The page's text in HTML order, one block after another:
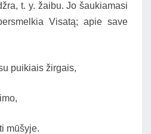
t. y. žaibu. Jo šaukiamasi
Visatą; apie save
puikiais žirgais,
mūšyje.